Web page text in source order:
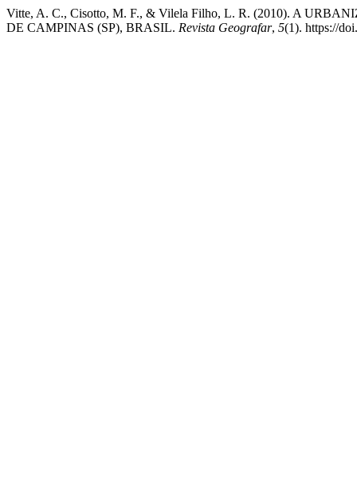
Vitte, A. C., Cisotto, M. F., & Vilela Filho, L. R. (2010). A
DE CAMPINAS (SP), BRASIL. Revista Geografar, 5(1). https://